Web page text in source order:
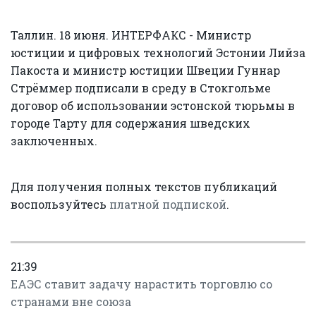
Таллин. 18 июня. ИНТЕРФАКС - Министр
юстиции и цифровых технологий Эстонии Лийза
Пакоста и министр юстиции Швеции Гуннар
Стрёммер подписали в среду в Стокгольме
договор об использовании эстонской тюрьмы в
городе Тарту для содержания шведских
заключенных.
Для получения полных текстов публикаций
воспользуйтесь платной подпиской.
21:39
ЕАЭС ставит задачу нарастить торговлю со
странами вне союза